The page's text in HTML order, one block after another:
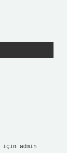
için admin